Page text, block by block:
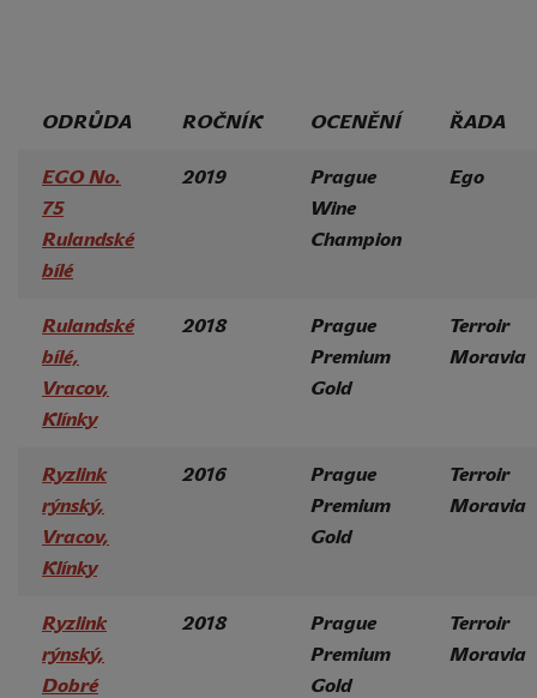
ODRŮDA ROČNÍK OCENĚNÍ ŘADA
EGO No.
75
Rulandské
bílé
2019
Prague
Wine
Champion
Ego
Rulandské
bílé,
Vracov,
Klínky
2018
Prague
Premium
Gold
Terroir
Moravia
Ryzlink
rýnský,
Vracov,
Klínky
2016
Prague
Premium
Gold
Terroir
Moravia
Ryzlink
rýnský,
Dobré
2018
Prague
Premium
Gold
Terroir
Moravia